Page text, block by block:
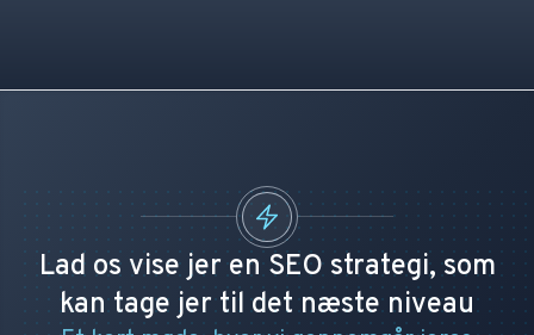
Lad os vise jer en SEO strategi, som
kan tage jer til det næste niveau